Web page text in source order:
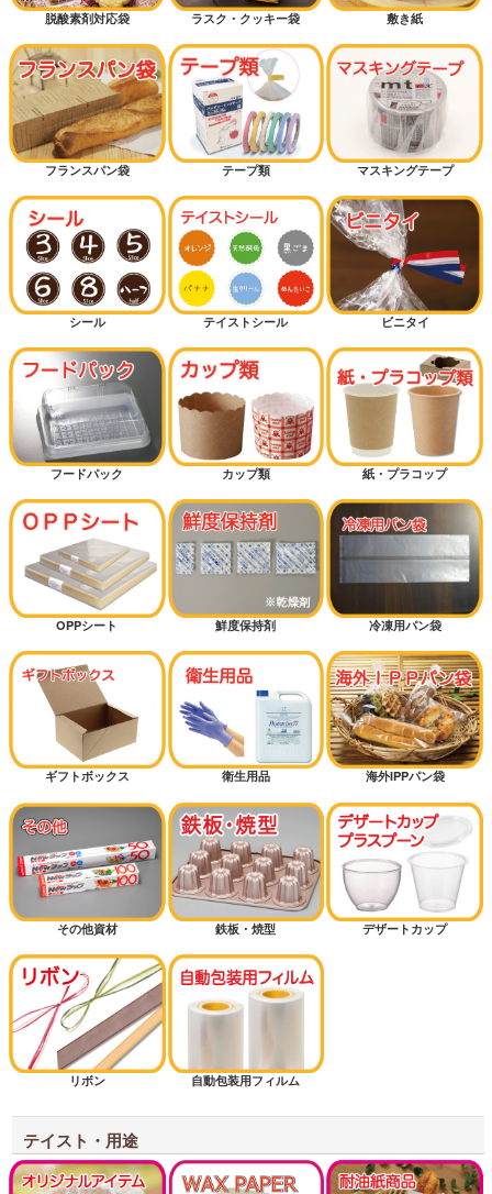
脱酸素剤対応袋 ラスク・クッキー袋 敷き紙
フランスパン袋 テープ類 マスキングテープ
シール テイストシール ビニタイ
フードパック カップ類 紙・プラコップ
OPPシート 鮮度保持剤 冷凍用パン袋
ギフトボックス 衛生用品 海外IPPパン袋
その他資材 鉄板・焼型 デザートカップ
リボン 自動包装用フィルム
テイスト・用途